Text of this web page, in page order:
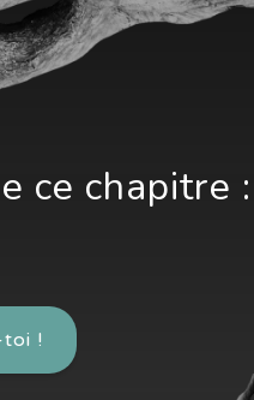
ce chapitre :
!